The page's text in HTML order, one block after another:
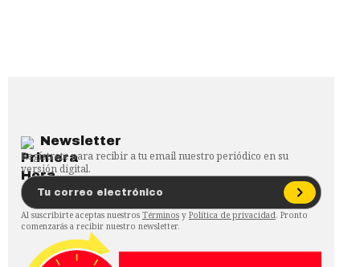
Newsletter
Regístrate para recibir a tu email nuestro periódico en su
versión digital.
Al suscribirte aceptas nuestros Términos y Política de privacidad. Pronto
comenzarás a recibir nuestro newsletter.